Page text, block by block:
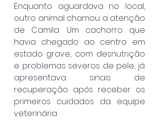
Enquanto aguardava no local,
outro animal chamou a atenção
de Camila. Um cachorro que
havia chegado ao centro em
estado grave, com desnutrição
e problemas severos de pele, já
apresentava sinais de
recuperação após receber os
primeiros cuidados da equipe
veterinária.